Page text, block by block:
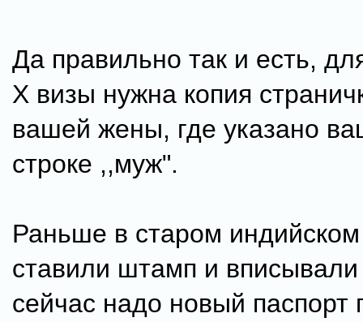
Да правильно так и есть,
Х визы нужна копия
вашей жены, где указано
строке ,,муж".
Раньше в старом индийском
ставили штамп и
сейчас надо новый паспорт